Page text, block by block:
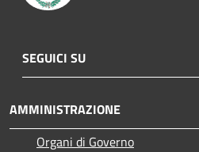
SEGUICI SU
AMMINISTRAZIONE
Organi di Governo